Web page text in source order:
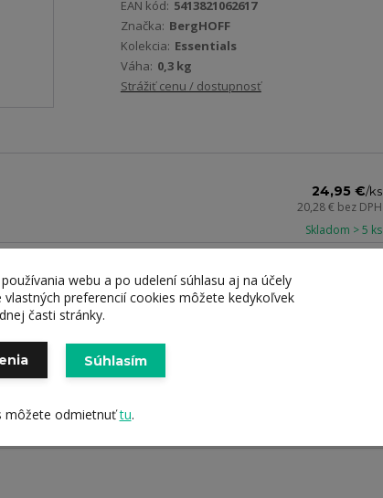
EAN kód: 5413821062617
Značka: BergHOFF
Kolekcia: Essentials
Váha: 0,3 kg
Strážiť cenu / dostupnosť
24,95 €/ks
20,28 € bez DPH
Skladom > 5 ks
108,94 €
Doručenie zdarma
webu a po udelení súhlasu aj na účely
preferencií cookies môžete kedykoľvek
časti stránky.
Súhlasím
môžete odmietnuťtu.